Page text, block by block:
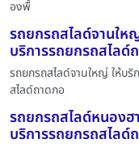
องพื้
รถยกรถสไลด์จานให
บริการรถยกรถสไลด์
รถยกรถสไลด์จานใหญ่ ให้บ
สไลด์ถาดกอ
รถยกรถสไลด์หนองฮ
บริการรถยกรถสไลด์